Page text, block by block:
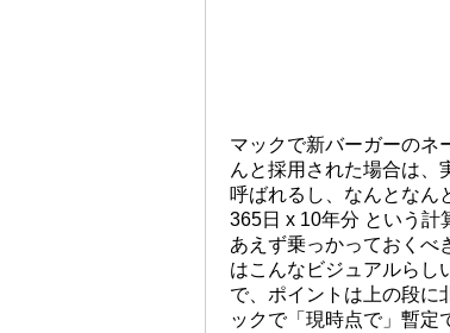
マックで新バーガーのネ
んと採用された場合は、
呼ばれるし、なんとなん
365日 x 10年分 という計
あえず乗っかっておくべ
はこんなビジュアルらし
で、ポイントは上の段に
ックで「現時点で」暫定